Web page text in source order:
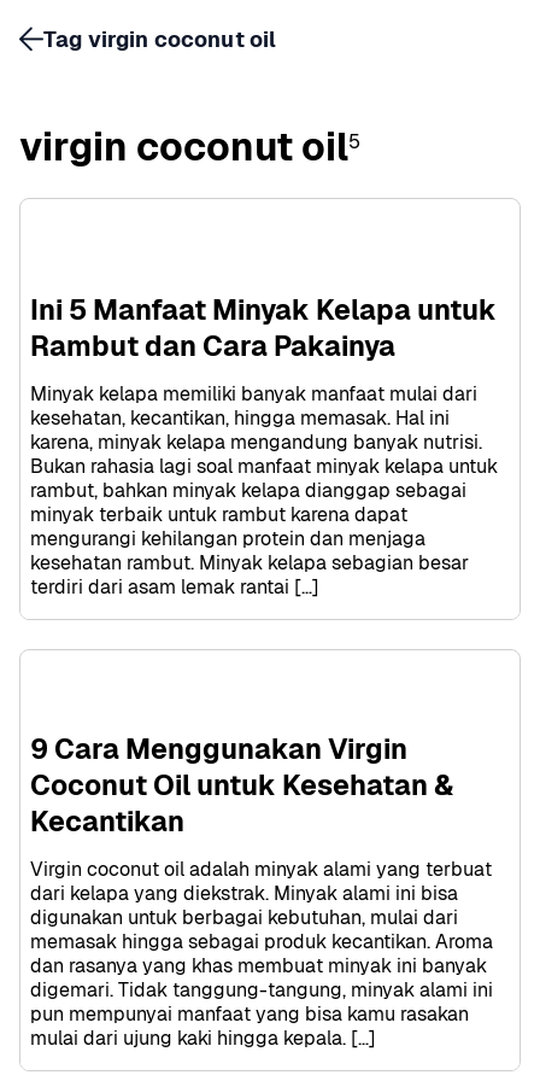
virgin coconut oil5
Ini 5 Manfaat Minyak Kelapa untuk
Rambut dan Cara Pakainya
Minyak kelapa memiliki banyak manfaat mulai dari
kesehatan, kecantikan, hingga memasak. Hal ini
karena, minyak kelapa mengandung banyak nutrisi.
Bukan rahasia lagi soal manfaat minyak kelapa untuk
rambut, bahkan minyak kelapa dianggap sebagai
minyak terbaik untuk rambut karena dapat
mengurangi kehilangan protein dan menjaga
kesehatan rambut. Minyak kelapa sebagian besar
terdiri dari asam lemak rantai […]
9 Cara Menggunakan Virgin
Coconut Oil untuk Kesehatan &
Kecantikan
Virgin coconut oil adalah minyak alami yang terbuat
dari kelapa yang diekstrak. Minyak alami ini bisa
digunakan untuk berbagai kebutuhan, mulai dari
memasak hingga sebagai produk kecantikan. Aroma
dan rasanya yang khas membuat minyak ini banyak
digemari. Tidak tanggung-tangung, minyak alami ini
pun mempunyai manfaat yang bisa kamu rasakan
mulai dari ujung kaki hingga kepala. […]
Tag virgin coconut oil